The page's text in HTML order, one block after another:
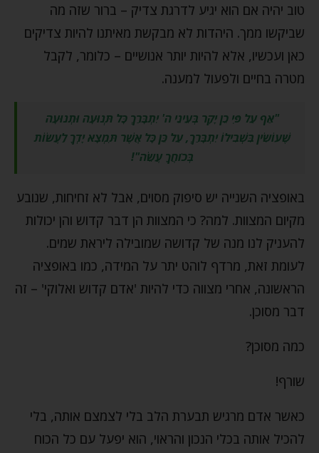
טוב יהיה אם הוא יגיע לדרגת צדיק – ברור שזה מה
שביקשו ממך. היהדות לא מבקשת מאיתנו להיות צדיקים
כאן ועכשיו, אלא להיות יותר אנושיים – כלומר, לקבל
מטרה בחיים ולפעול למענה.
"אַף עַל פִּי כֵן יָקָר בְּעֵינֵי ה' יִתְבָּרַךְ כָּל תְּנוּעָה וּתְנוּעָה
שֶׁעוֹשִׂין בִּשְׁבִילוֹ יִתְבָּרַךְ, עַל כֵּן כָּל אֲשֶׁר תִּמְצָא יָדְךָ לַעֲשׂוֹת
בְּכֹוחֲךָ עֲשֵׂה"!
באופציה השנייה יש סיפוק מסוים, אבל לא זחיחות, שנובע
מקיום המצוות. למה? כי המצוות הן דבר קדוש והן יכולות
להעניק לנו מנה של קדושה שמובילה ליראת שמים.
לעומת זאת, מרדף לוהט יתר על המידה, כמו באופציה
הראשונה, אחרי מצווה כדי להיות 'אדם קדוש ואלוקי' – זה
דבר מסוכן.
כמה מסוכן?
שורף!
כאשר אדם מרגיש תבערת הלב בלי לצמצם אותה, בלי
להכיל אותה בכלי הנכון והראוי, הוא יפעל עם כל הכוח